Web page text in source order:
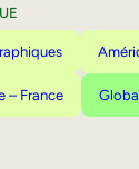
– France